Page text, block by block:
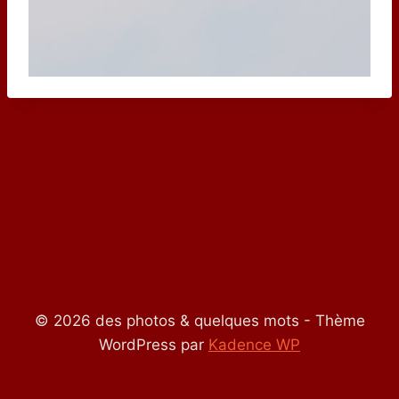
© 2026 des photos & quelques mots - Thème
WordPress par Kadence WP